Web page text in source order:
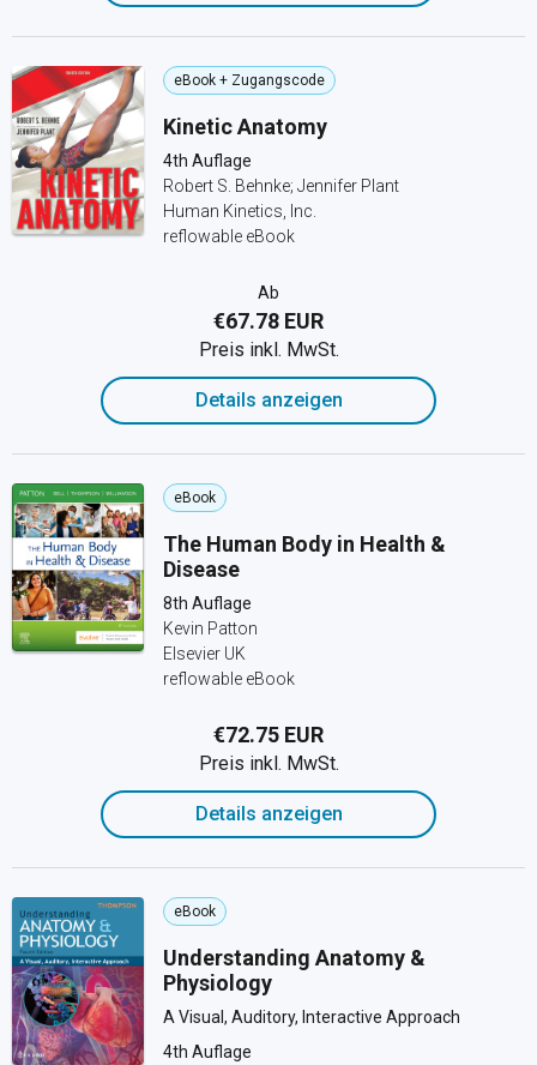
eBook + Zugangscode
Kinetic Anatomy
4th Auflage
Robert S. Behnke; Jennifer Plant
Human Kinetics, Inc.
reflowable eBook
Ab
€67.78 EUR
Preis inkl. MwSt.
Details anzeigen
eBook
The Human Body in Health &
Disease
8th Auflage
Kevin Patton
Elsevier UK
reflowable eBook
€72.75 EUR
Preis inkl. MwSt.
Details anzeigen
eBook
Understanding Anatomy &
Physiology
A Visual, Auditory, Interactive Approach
4th Auflage